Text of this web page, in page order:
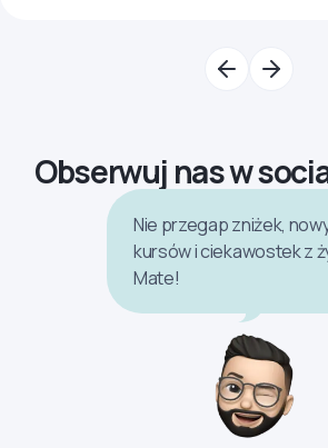
Obserwuj nas w
Nie przegap zniżek,
kursów i ciekawostek z
Mate!